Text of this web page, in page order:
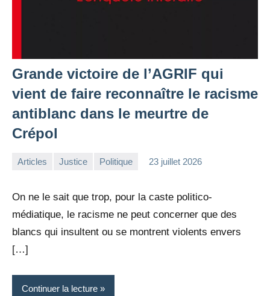
Grande victoire de l’AGRIF qui
vient de faire reconnaître le racisme
antiblanc dans le meurtre de
Crépol
Articles Justice Politique 23 juillet 2026
On ne le sait que trop, pour la caste politico-
médiatique, le racisme ne peut concerner que des
blancs qui insultent ou se montrent violents envers
[…]
Continuer la lecture